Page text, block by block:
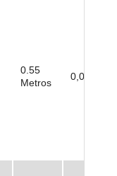
0.55
Metros
0,00